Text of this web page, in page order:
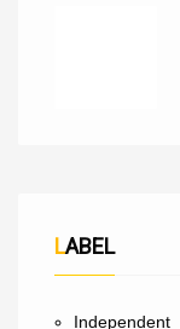
LABEL
Independent